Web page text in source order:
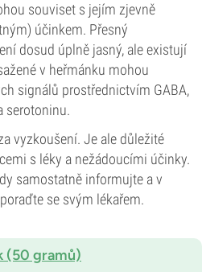
souviset s jejím zjevně
účinkem. Přesný
dosud úplně jasný, ale existují
v heřmánku mohou
signálů prostřednictvím GABA,
serotoninu.
vyzkoušení. Je ale důležité
s léky a nežádoucími účinky.
samostatně informujte a v
se svým lékařem.
(50 gramů)